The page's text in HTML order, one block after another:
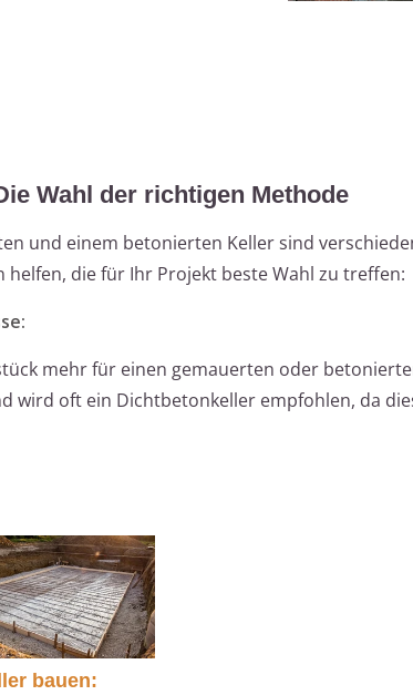
Wahl der richtigen Methode
und einem betonierten Keller sind
die für Ihr Projekt beste Wahl zu treffen:
mehr für einen gemauerten oder
wird oft ein Dichtbetonkeller empfohlen, da
bauen: